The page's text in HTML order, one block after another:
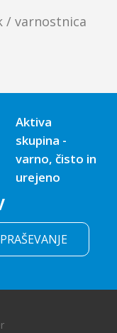
/ varnostnica
Aktiva
skupina -
varno, čisto in
urejeno